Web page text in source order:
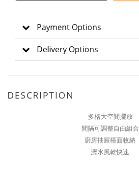
Payment Options
Delivery Options
DESCRIPTION
多格大空間擺放
間隔可調整自由組合
廚房抽屜檯面收納
瀝水風乾快速